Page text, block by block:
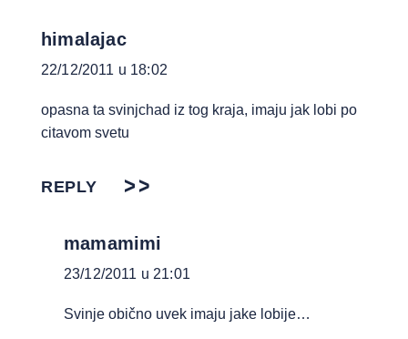
himalajac
22/12/2011 u 18:02
opasna ta svinjchad iz tog kraja, imaju jak lobi po
citavom svetu
REPLY
mamamimi
23/12/2011 u 21:01
Svinje obično uvek imaju jake lobije…